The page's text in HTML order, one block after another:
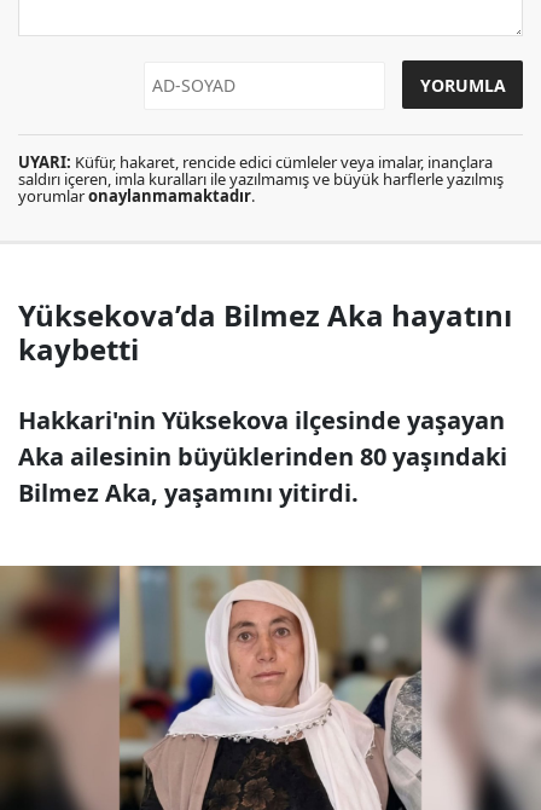
UYARI: Küfür, hakaret, rencide edici cümleler veya imalar, inançlara
saldırı içeren, imla kuralları ile yazılmamış ve büyük harflerle yazılmış
yorumlaronaylanmamaktadır.
Yüksekova’da Bilmez Aka hayatını
kaybetti
Hakkari'nin Yüksekova ilçesinde yaşayan
Aka ailesinin büyüklerinden 80 yaşındaki
Bilmez Aka, yaşamını yitirdi.